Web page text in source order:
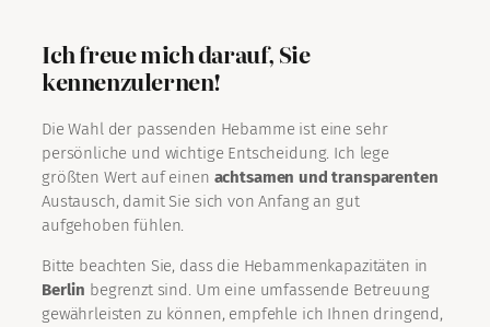
Ich freue mich darauf, Sie
kennenzulernen!
Die Wahl der passenden Hebamme ist eine sehr
persönliche und wichtige Entscheidung. Ich lege
größten Wert auf einen achtsamen und transparenten
Austausch, damit Sie sich von Anfang an gut
aufgehoben fühlen.
Bitte beachten Sie, dass die Hebammenkapazitäten in
Berlin begrenzt sind. Um eine umfassende Betreuung
gewährleisten zu können, empfehle ich Ihnen dringend,